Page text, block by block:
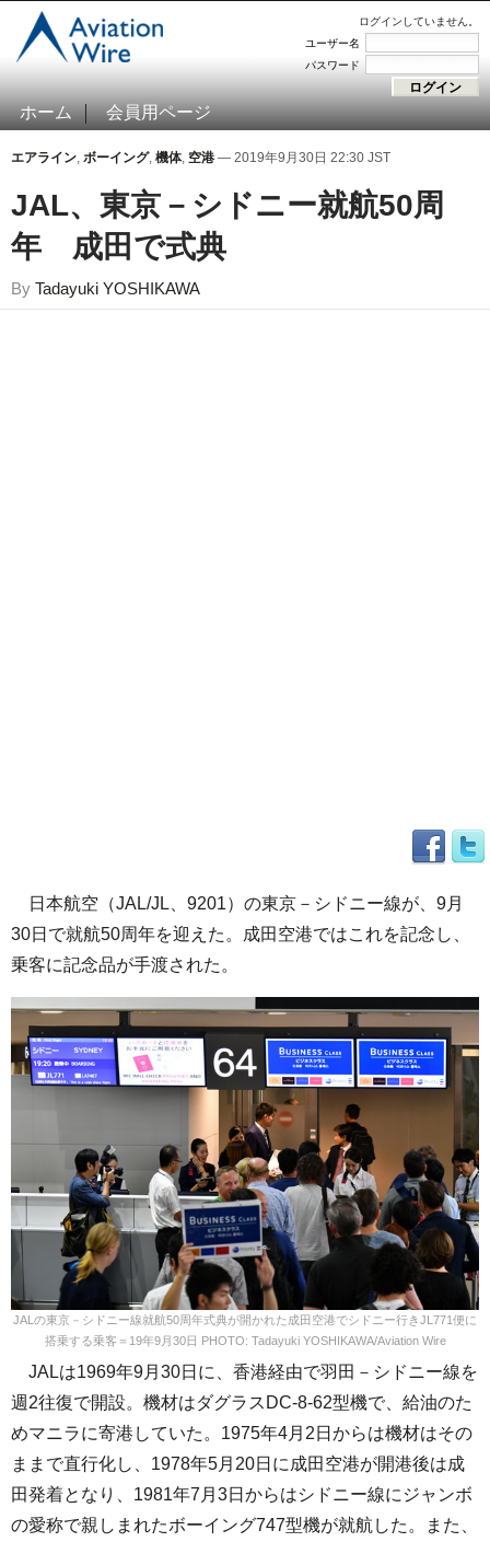
ログインしていません。
ユーザー名
パスワード
ホーム 会員用ページ
エアライン, ボーイング, 機体, 空港 — 2019年9月30日 22:30 JST
JAL、東京－シドニー就航50周
年 成田で式典
By Tadayuki YOSHIKAWA
日本航空（JAL/JL、9201）の東京－シドニー線が、9月
30日で就航50周年を迎えた。成田空港ではこれを記念し、
乗客に記念品が手渡された。
JALの東京－シドニー線就航50周年式典が開かれた成田空港でシドニー行きJL771便に
搭乗する乗客＝19年9月30日 PHOTO: Tadayuki YOSHIKAWA/Aviation Wire
JALは1969年9月30日に、香港経由で羽田－シドニー線を
週2往復で開設。機材はダグラスDC-8-62型機で、給油のた
めマニラに寄港していた。1975年4月2日からは機材はその
ままで直行化し、1978年5月20日に成田空港が開港後は成
田発着となり、1981年7月3日からはシドニー線にジャンボ
の愛称で親しまれたボーイング747型機が就航した。また、